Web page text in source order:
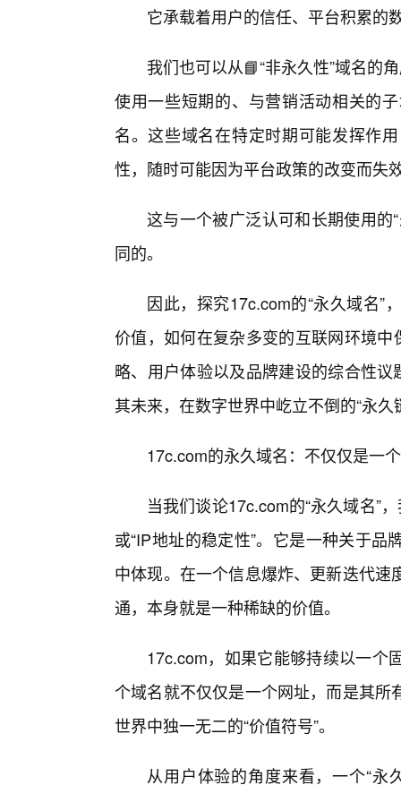
它承载着用户的信任、平台积累的
我们也可以从📘“非永久性”域名的
使用一些短期的、与营销活动相关的
名。这些域名在特定时期可能发挥作
性，随时可能因为平台政策的改变而失
这与一个被广泛认可和长期使用的
同的。
因此，探究17c.com的“永久域名”
价值，如何在复杂多变的互联网环境
略、用户体验以及品牌建设的综合性
其未来，在数字世界中屹立不倒的“永
17c.com的永久域名：不仅仅是一
当我们谈论17c.com的“永久域名”
或“IP地址的稳定性”。它是一种关于
中体现。在一个信息爆炸、更新迭代
通，本身就是一种稀缺的价值。
17c.com，如果它能够持续以一个
个域名就不仅仅是一个网址，而是其
世界中独一无二的“价值符号”。
从用户体验的角度来看，一个“永